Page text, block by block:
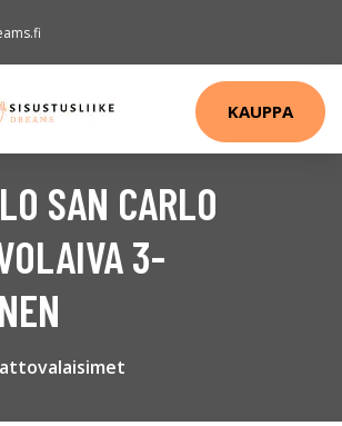
KAUPPA
SAN CARLO
3-